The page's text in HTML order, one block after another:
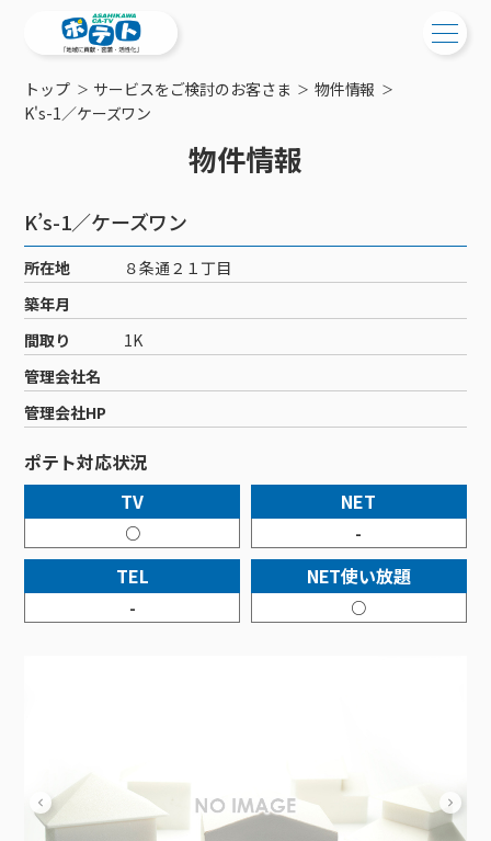
ご検討中の方
工事・配線について
新居をご検討中の方へ
ポテトを導入している集合住宅
物件情報
特典・キャンペーン
おトクな割引サービス
ご加入中の方
ご加入中のサービス確認・変更
WEBメール
サポートサービス
サポートサービストップ
リモートコール
回線速度測定
接続・設定⽅法
訪問サポート＆サポートパックサービス料⾦表
新着情報
メンテナンス・障害情報
ポテトからのプレゼント
イベントカレンダー
講座のご案内
サービス案内
サービス案内
ケーブルテレビ
ケーブルテレビトップ
チャンネル紹介
料⾦プラン
NHK衛星受信料団体⼀括⽀払
機器⼀覧
インターネット
インターネットトップ
料⾦プラン
Wi-Fiサービス
ポテトホーム防犯カメラ
オプションサービス
インターネットギガシェアプラン
固定電話
固定電話トップ
基本料⾦・通話料⾦
オプションサービス
auスマートバリュー
auまとめトーク
ポテトスマートフォントップ
料⾦プラン
機種⼀覧
オプションサービス
でんき
でんきトップ
ポラリンでんき×ポテト
ポテトでんき
暮らしを快適にするサービス
暮らしを快適にするサービストップ
ポテトライフメール
コミチャン
お困りの方はこちら
会社案内
メンテナンス
障害情報
トップ サービスをご検討のお客さま
物件情報
K's-1／ケーズワン
物件情報
K’s-1／ケーズワン
所在地
８条通２１丁目
築年月
間取り
1K
管理会社名
管理会社HP
ポテト対応状況
TV
○
NET
-
TEL
-
NET使い放題
○